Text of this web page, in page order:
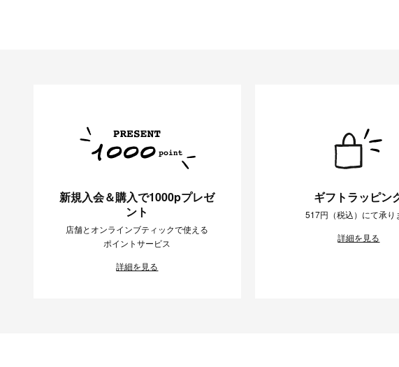
新規入会＆購入で1000pプレゼ
ント
店舗とオンラインブティックで使える
ポイントサービス
詳細を見る
ギフトラッピン
517円（税込）にて承り
詳細を見る